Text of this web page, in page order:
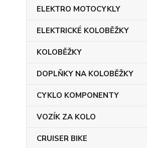
ELEKTRO MOTOCYKLY
ELEKTRICKÉ KOLOBĚŽKY
KOLOBĚŽKY
DOPLŇKY NA KOLOBĚŽKY
CYKLO KOMPONENTY
VOZÍK ZA KOLO
CRUISER BIKE